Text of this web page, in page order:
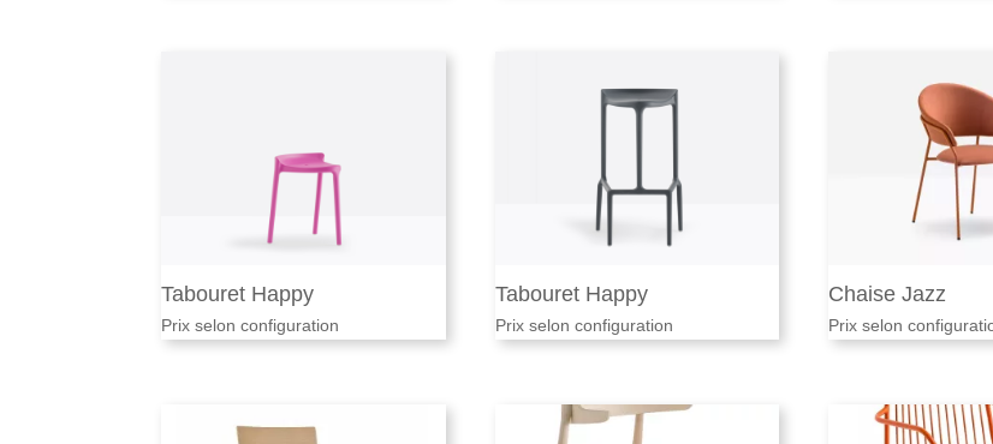
Tabouret Happy
Prix selon configuration
Tabouret Happy
Prix selon configuration
Chaise Jazz
Prix selon